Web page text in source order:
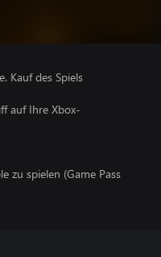
Kauf des Spiels
auf Ihre Xbox-
zu spielen (Game Pass